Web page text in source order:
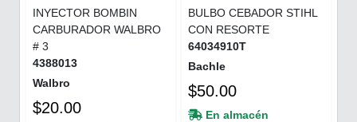
INYECTOR BOMBIN
CARBURADOR WALBRO
# 3
4388013
Walbro
$20.00
BULBO CEBADOR STIHL
CON RESORTE
64034910T
Bachle
$50.00
En almacén